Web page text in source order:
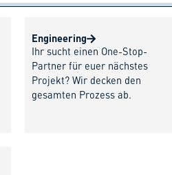
Engineering
Ihr sucht einen One-Stop-
Partner für euer nächstes
Projekt? Wir decken den
gesamten Prozess ab.